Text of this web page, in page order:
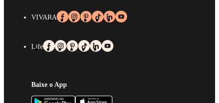
VIVARA
Life
Baixe o App